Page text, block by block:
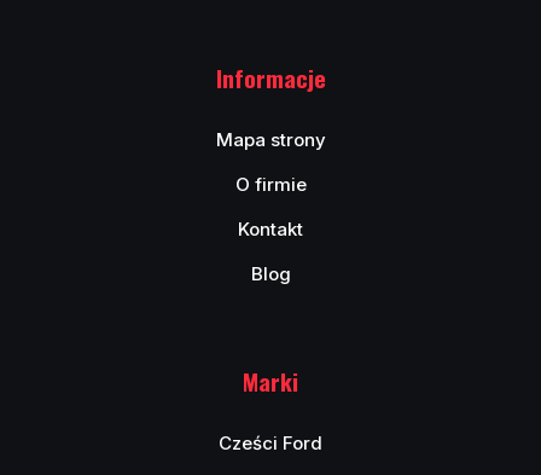
Informacje
Mapa strony
O firmie
Kontakt
Blog
Marki
Cześci Ford